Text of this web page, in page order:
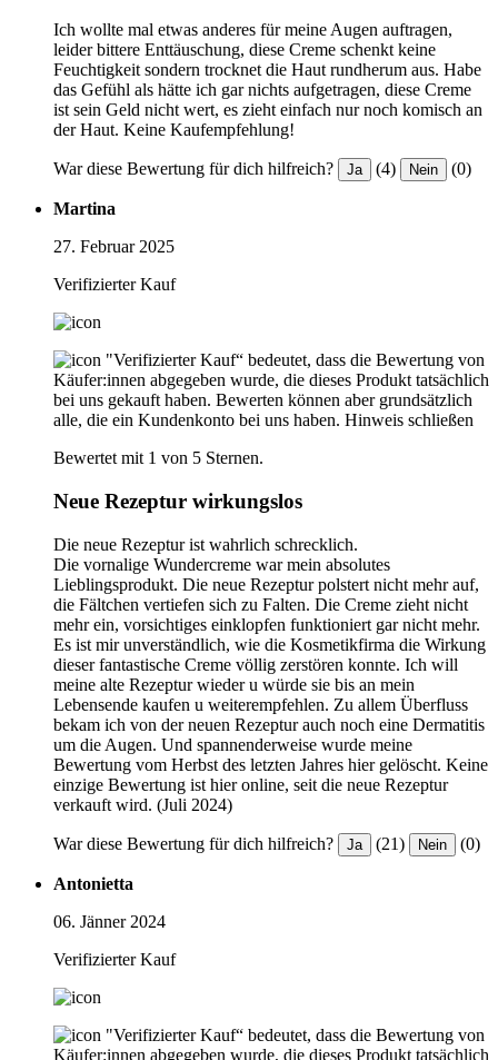
Ich wollte mal etwas anderes für meine Augen auftragen,
leider bittere Enttäuschung, diese Creme schenkt keine
Feuchtigkeit sondern trocknet die Haut rundherum aus. Habe
das Gefühl als hätte ich gar nichts aufgetragen, diese Creme
ist sein Geld nicht wert, es zieht einfach nur noch komisch an
der Haut. Keine Kaufempfehlung!
War diese Bewertung für dich hilfreich? Ja (4) Nein (0)
Martina
27. Februar 2025
Verifizierter Kauf
"Verifizierter Kauf“ bedeutet, dass die Bewertung von
Käufer:innen abgegeben wurde, die dieses Produkt tatsächlich
bei uns gekauft haben. Bewerten können aber grundsätzlich
alle, die ein Kundenkonto bei uns haben. Hinweis schließen
Bewertet mit 1 von 5 Sternen.
Neue Rezeptur wirkungslos
Die neue Rezeptur ist wahrlich schrecklich.
Die vornalige Wundercreme war mein absolutes
Lieblingsprodukt. Die neue Rezeptur polstert nicht mehr auf,
die Fältchen vertiefen sich zu Falten. Die Creme zieht nicht
mehr ein, vorsichtiges einklopfen funktioniert gar nicht mehr.
Es ist mir unverständlich, wie die Kosmetikfirma die Wirkung
dieser fantastische Creme völlig zerstören konnte. Ich will
meine alte Rezeptur wieder u würde sie bis an mein
Lebensende kaufen u weiterempfehlen. Zu allem Überfluss
bekam ich von der neuen Rezeptur auch noch eine Dermatitis
um die Augen. Und spannenderweise wurde meine
Bewertung vom Herbst des letzten Jahres hier gelöscht. Keine
einzige Bewertung ist hier online, seit die neue Rezeptur
verkauft wird. (Juli 2024)
War diese Bewertung für dich hilfreich? Ja (21) Nein (0)
Antonietta
06. Jänner 2024
Verifizierter Kauf
"Verifizierter Kauf“ bedeutet, dass die Bewertung von
Käufer:innen abgegeben wurde, die dieses Produkt tatsächlich